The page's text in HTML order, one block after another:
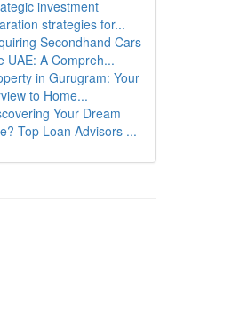
investment
strategies for...
Secondhand Cars
UAE: A Compreh...
in Gurugram: Your
to Home...
Your Dream
Top Loan Advisors ...